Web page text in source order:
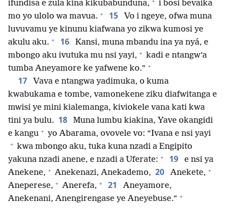
ifundisa e zula kina kikubabunduna,
i bosi bevaika
mo yo ulolo wa mavua. + 15
Vo i ngeye, ofwa muna
luvuvamu ye kinunu kiafwana yo zikwa kumosi ye
akulu aku. + 16
Kansi, muna mbandu ina ya nyá, e
mbongo aku ivutuka mu nsi yayi, + kadi e ntangw’a
tumba Aneyamore ke yafwene ko.” +
17
Vava e ntangwa yadimuka, o kuma
kwabukama e tombe, vamonekene ziku diafwitanga e
mwisi ye mini kialemanga, kiviokele vana kati kwa
tini ya bulu. 18
Muna lumbu kiakina, Yave okangidi
e kangu + yo Abarama, ovovele vo: “Ivana e nsi yayi
+ kwa mbongo aku, tuka kuna nzadi a Engipito
yakuna nzadi anene, e nzadi a Uferate: + 19
e nsi ya
Anekene, + Anekenazi, Anekademo, 20 Anekete, +
Aneperese, + Anerefa, + 21
Aneyamore,
Anekenani, Anengirengase ye Aneyebuse.” +